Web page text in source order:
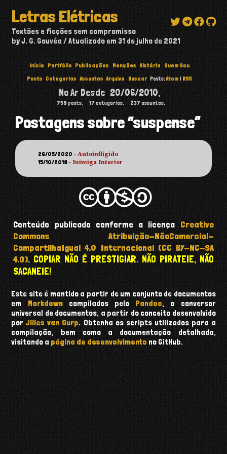
Letras Elétricas
Textões e ficções sem compromisso
by J. G. Gouvêa
Atualizado em31 de julho de 2021
Início Portfólio Publicações Menções História
Quem Sou
Posts Categorias Assuntos Arquivo Buscar Posts:Atom | RSS
No Ar Desde 20/06/2010,
759 posts, 17 categorias, 237 assuntos,
Postagens sobre “suspense”
26/05/2020 -Autoinfligido
15/10/2018 - Inimiga Interior
Conteúdo publicado conforme a licença Creative
Commons Atribuição-NãoComercial-
CompartilhaIgual 4.0 Internacional (CC BY-NC-SA
4.0). COPIAR NÃO É PRESTIGIAR. NÃO PIRATEIE, NÃO
SACANEIE!
Este site é mantido a partir de um conjunto de documentos
em Markdowncompilados pelo Pandoc , o conversor
universal de documentos, a partir do conceito desenvolvido
porJilles van Gurp. Obtenha os scripts utilizados para a
compilação, bem como a documentação detalhada,
visitando a página de desenvolvimentono GitHub.